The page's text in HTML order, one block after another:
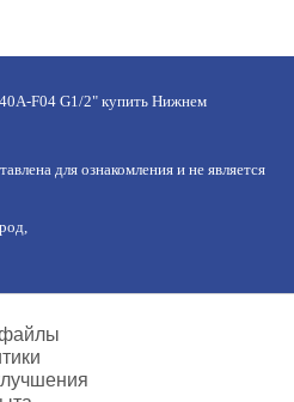
для ознакомления и не является
файлы